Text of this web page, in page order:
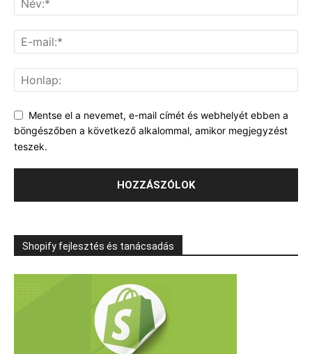
Mentse el a nevemet, e-mail címét és webhelyét ebben a
böngészőben a következő alkalommal, amikor megjegyzést
teszek.
Shopify fejlesztés és tanácsadás